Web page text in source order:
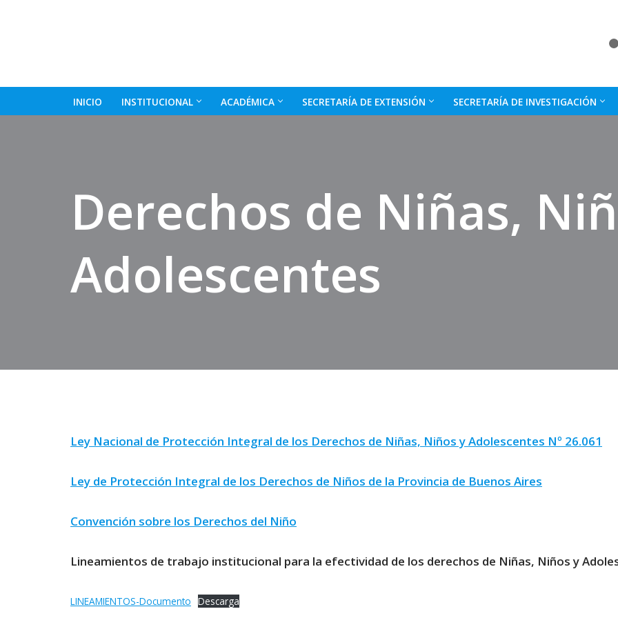
INICIO INSTITUCIONAL ACADÉMICA SECRETARÍA DE EXTENSIÓN SECRETARÍA DE INVESTIGACIÓN
Derechos de Niñas,
Adolescentes
Ley Nacional de Protección Integral de los Derechos de Niñas, Niños y Adolescentes Nº 26.061
Ley de Protección Integral de los Derechos de Niños de la Provincia de Buenos Aires
Convención sobre los Derechos del Niño
Lineamientos de trabajo institucional para la efectividad de los derechos de Niñas, Niños y
LINEAMIENTOS-Documento Descarga